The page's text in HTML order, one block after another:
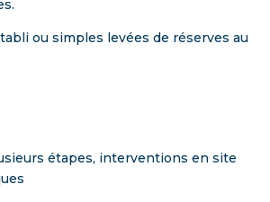
ou simples levées de réserves au
étapes, interventions en site